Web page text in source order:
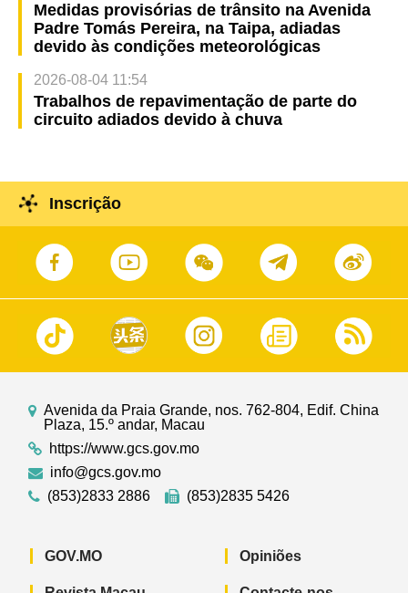
Medidas provisórias de trânsito na Avenida
Padre Tomás Pereira, na Taipa, adiadas
devido às condições meteorológicas
2026-08-04 11:54
Trabalhos de repavimentação de parte do
circuito adiados devido à chuva
Inscrição
Avenida da Praia Grande, nos. 762-804, Edif. China
Plaza, 15.º andar, Macau
https://www.gcs.gov.mo
info@gcs.gov.mo
(853)2833 2886
(853)2835 5426
GOV.MO Opiniões